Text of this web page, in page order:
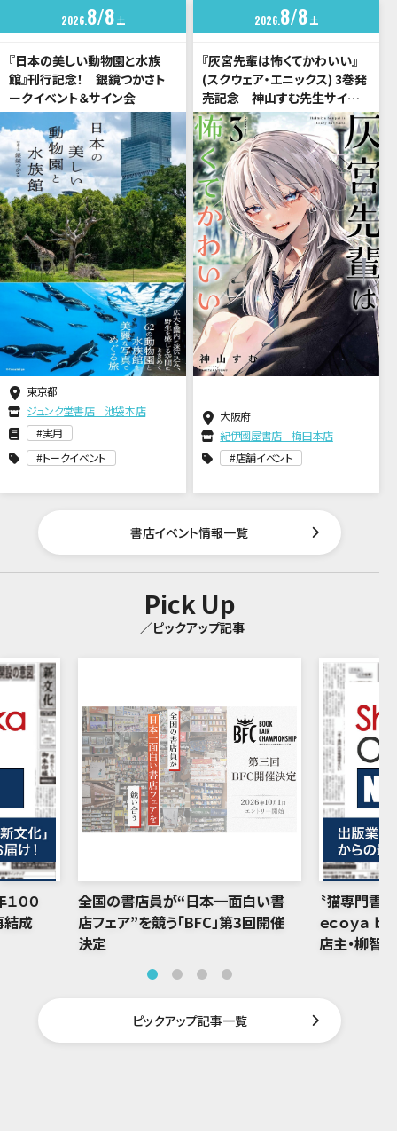
20268 8 土
『日本の美しい動物園と水族
館』刊行記念！ 銀鏡つかさト
ークイベント＆サイン会
東京都
ジュンク堂書店 池袋本店
実用
トークイベント
2026 8 8 土
『灰宮先輩は怖くてかわいい』
(スクウェア・エニックス) 3巻発
売記念 神山すむ先生サイン
会
大阪府
紀伊國屋書店 梅田本店
店舗イベント
書店イベント情報一覧
Pick Up
／ピックアップ記事
００
結成
全国の書店員が“日本一面白い書
店フェア”を競う「BFC」第3回開催
決定
〝猫専門書
ｅｃｏｙａ ｂ
店主・柳智
ピックアップ記事一覧